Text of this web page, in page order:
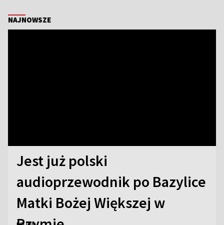
NAJNOWSZE
Jest już polski
audioprzewodnik po Bazylice
Matki Bożej Większej w